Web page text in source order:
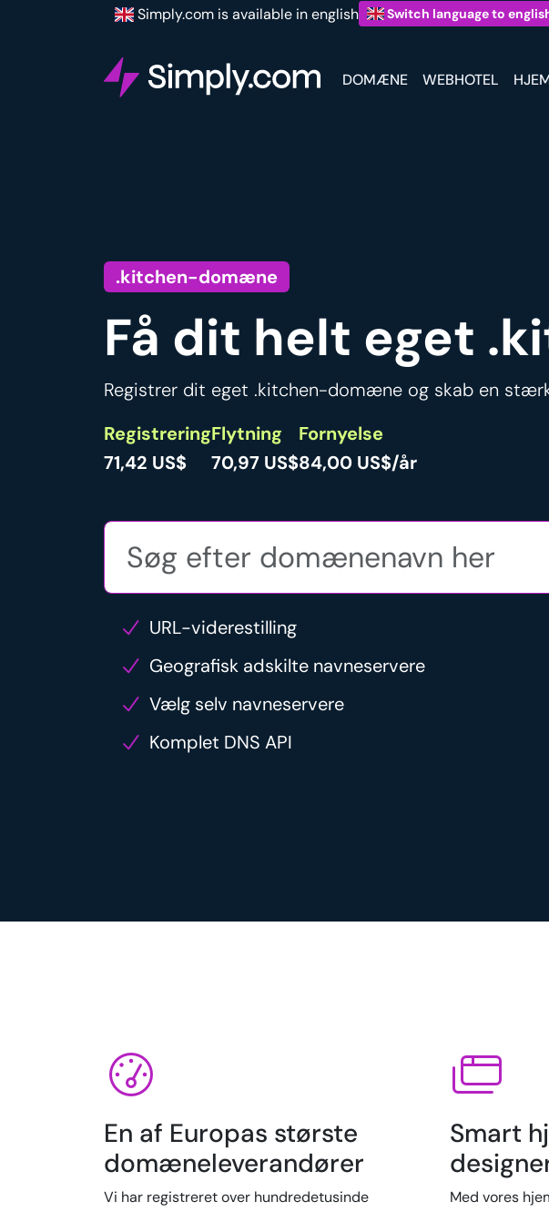
Simply.com is available in english Switch language to
DOMÆNE WEBHOTEL
.kitchen-domæne
Få dit helt eget
Registrer dit eget .kitchen-domæne og skab en
Registrering
71,42 US$
Flytning
70,97 US$
Fornyelse
84,00 US$/år
URL-viderestilling
Geografisk adskilte navneservere
Vælg selv navneservere
Komplet DNS API
En af Europas største
domæneleverandører
Vi har registreret over hundredetusinde
Smart
Med vores